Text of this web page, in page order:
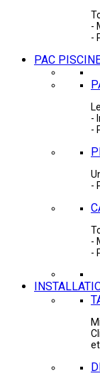
-
-
PAC
-
-
-
-
-